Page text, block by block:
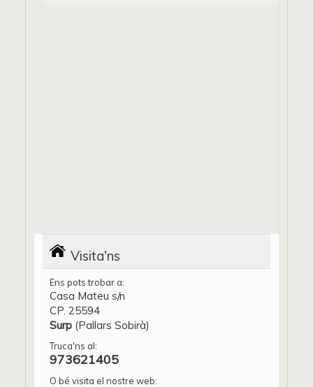
Visita'ns
Ens pots trobar a:
Casa Mateu s/n
CP. 25594
Surp (Pallars Sobirà)
Truca'ns al:
973621405
O bé visita el nostre web: